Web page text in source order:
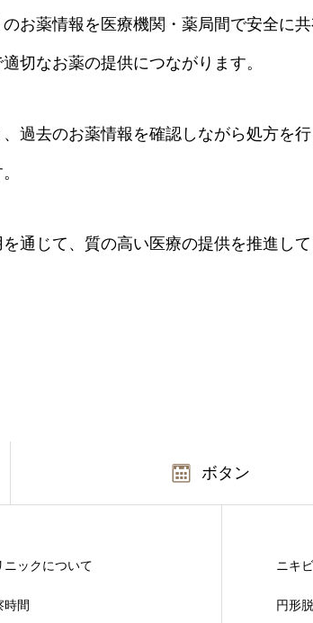
お薬情報を医療機関・薬局間で安全に
切なお薬の提供につながります。
過去のお薬情報を確認しながら処方を
通じて、質の高い医療の提供を推進して
ボタン
ニックについて
時間
ニキビ
円形